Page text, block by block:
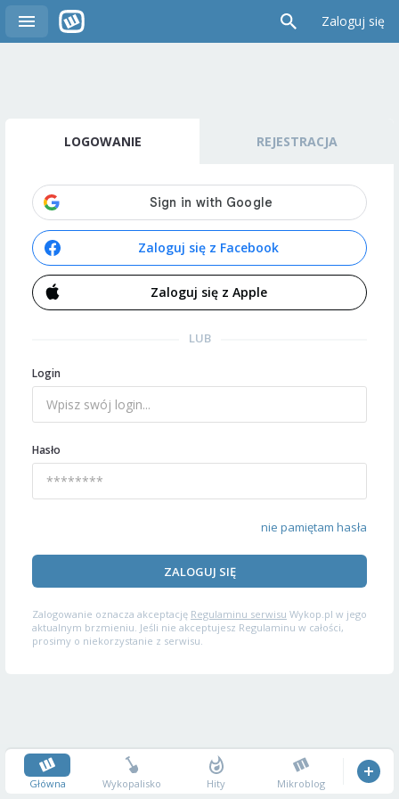
Zaloguj się
LOGOWANIE REJESTRACJA
Zaloguj się z Facebook
Zaloguj się z Apple
LUB
Login
Hasło
nie pamiętam hasła
ZALOGUJ SIĘ
Zalogowanie oznacza akceptację Regulaminu serwisu Wykop.pl w jego
aktualnym brzmieniu. Jeśli nie akceptujesz Regulaminu w całości,
prosimy o niekorzystanie z serwisu.
Główna Wykopalisko Hity Mikroblog